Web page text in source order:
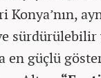
sürdürülebilir
en güçlü